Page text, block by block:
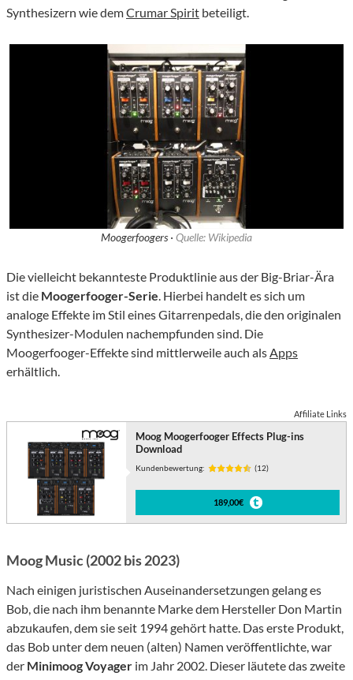
Synthesizern wie demCrumar Spirit beteiligt.
Moogerfoogers · Quelle: Wikipedia
Die vielleicht bekannteste Produktlinie aus der Big-Briar-Ära
ist die Moogerfooger-Serie. Hierbei handelt es sich um
analoge Effekte im Stil eines Gitarrenpedals, die den originalen
Synthesizer-Modulen nachempfunden sind. Die
Moogerfooger-Effekte sind mittlerweile auch alsApps
erhältlich.
Affiliate Links
Moog Moogerfooger Effects Plug-ins
Download
Kundenbewertung: (12)
189,00€
Moog Music (2002 bis 2023)
Nach einigen juristischen Auseinandersetzungen gelang es
Bob, die nach ihm benannte Marke dem Hersteller Don Martin
abzukaufen, dem sie seit 1994 gehört hatte. Das erste Produkt,
das Bob unter dem neuen (alten) Namen veröffentlichte, war
der Minimoog Voyager im Jahr 2002. Dieser läutete das zweite